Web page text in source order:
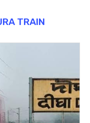
TRAIN